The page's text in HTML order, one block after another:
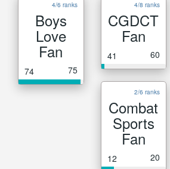
4/6 ranks
Boys
Love
Fan
74 75
4/8 ranks
CGDCT
Fan
41 60
2/6 ranks
Combat
Sports
Fan
12 20